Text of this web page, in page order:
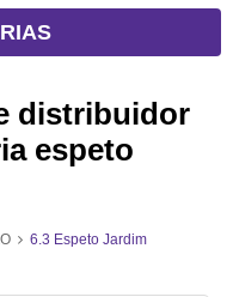
distribuidor
espeto
6.3 Espeto Jardim